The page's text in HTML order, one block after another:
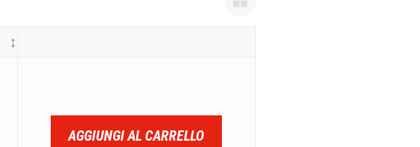
AGGIUNGI AL CARRELLO